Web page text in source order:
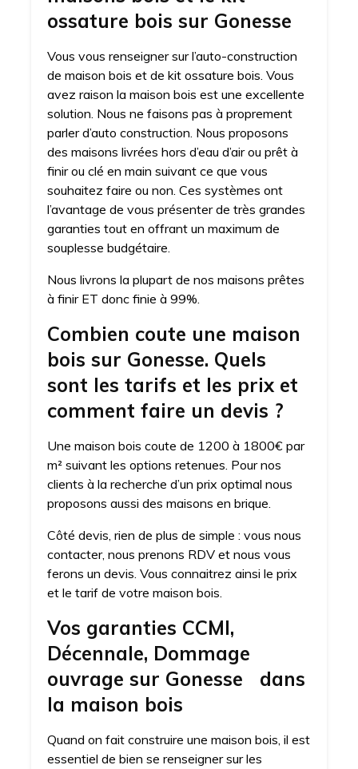
ossature bois sur Gonesse
Vous vous renseigner sur l’auto-construction
de maison bois et de kit ossature bois. Vous
avez raison la maison bois est une excellente
solution. Nous ne faisons pas à proprement
parler d’auto construction. Nous proposons
des maisons livrées hors d’eau d’air ou prêt à
finir ou clé en main suivant ce que vous
souhaitez faire ou non. Ces systèmes ont
l’avantage de vous présenter de très grandes
garanties tout en offrant un maximum de
souplesse budgétaire.
Nous livrons la plupart de nos maisons prêtes
à finir ET donc finie à 99%.
Combien coute une maison
bois sur Gonesse. Quels
sont les tarifs et les prix et
comment faire un devis ?
Une maison bois coute de 1200 à 1800€ par
m² suivant les options retenues. Pour nos
clients à la recherche d’un prix optimal nous
proposons aussi des maisons en brique.
Côté devis, rien de plus de simple : vous nous
contacter, nous prenons RDV et nous vous
ferons un devis. Vous connaitrez ainsi le prix
et le tarif de votre maison bois.
Vos garanties CCMI,
Décennale, Dommage
ouvrage sur Gonesse dans
la maison bois
Quand on fait construire une maison bois, il est
essentiel de bien se renseigner sur les